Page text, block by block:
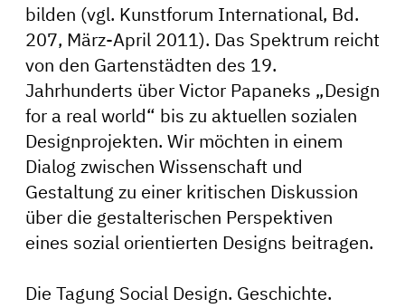
bilden (vgl. Kunstforum International, Bd.
207, März-April 2011). Das Spektrum reicht
von den Gartenstädten des 19.
Jahrhunderts über Victor Papaneks „Design
for a real world“ bis zu aktuellen sozialen
Designprojekten. Wir möchten in einem
Dialog zwischen Wissenschaft und
Gestaltung zu einer kritischen Diskussion
über die gestalterischen Perspektiven
eines sozial orientierten Designs beitragen.
Die Tagung Social Design. Geschichte.